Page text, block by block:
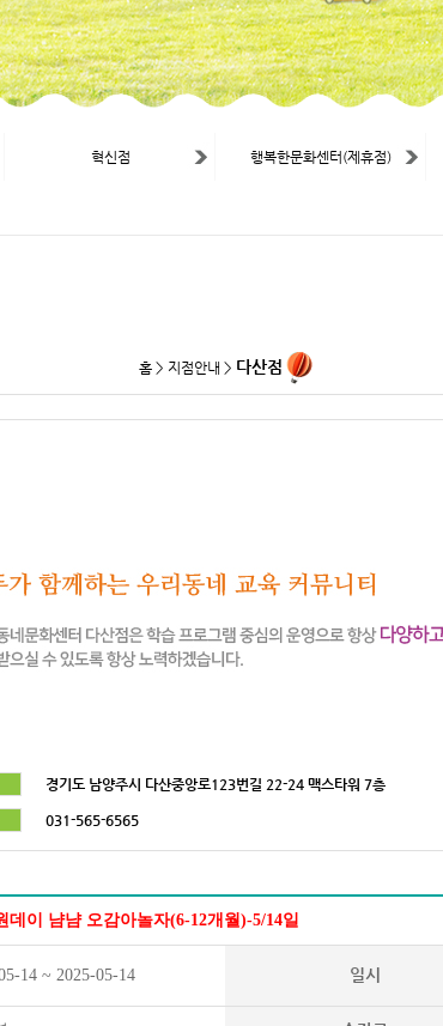
혁신점 행복한문화센터(제휴점)
홈 > 지점안내 > 다산점
경기도 남양주시 다산중앙로123번길 22-24 맥스타워 7층
031-565-6565
데이 냠냠 오감아놀자(6-12개월)-5/14일
14 ~ 2025-05-14 일시